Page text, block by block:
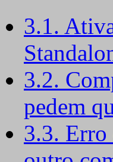
3.1.
3.2.
pedem
3.3. Erro